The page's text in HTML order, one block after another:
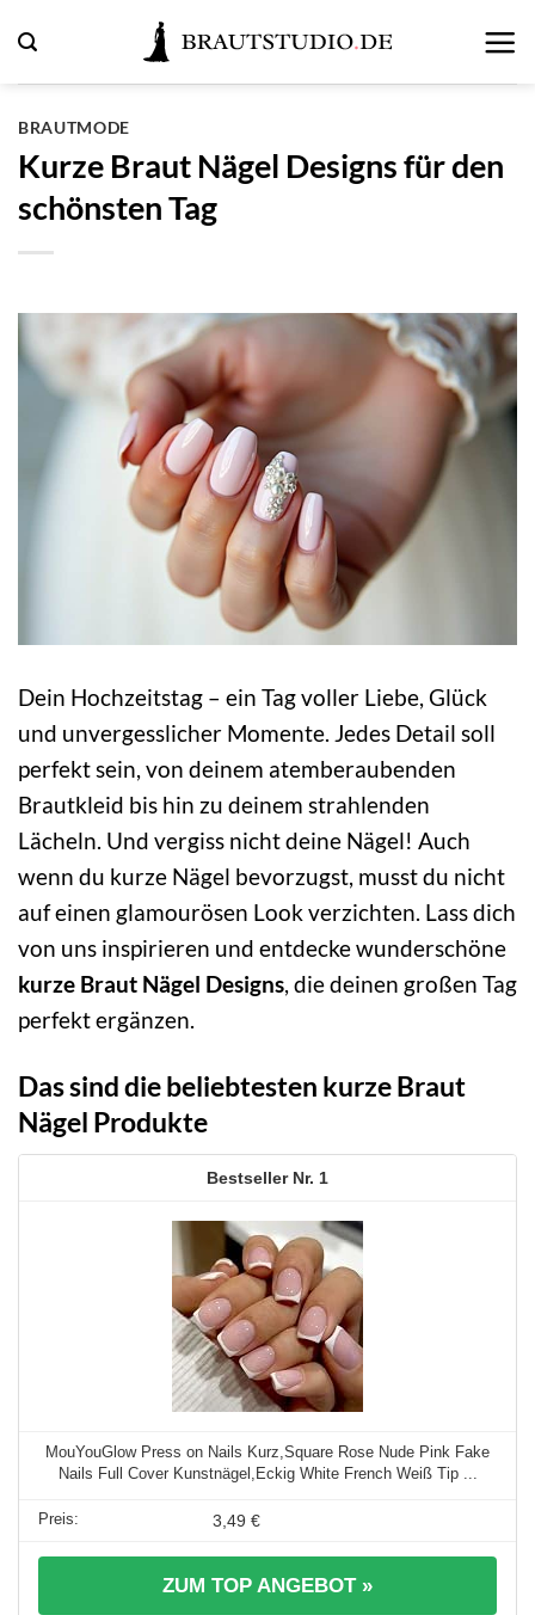
Inhalt
springen
BRAUTMODE
Kurze Braut Nägel Designs für den
schönsten Tag
Dein Hochzeitstag – ein Tag voller Liebe, Glück
und unvergesslicher Momente. Jedes Detail soll
perfekt sein, von deinem atemberaubenden
Brautkleid bis hin zu deinem strahlenden
Lächeln. Und vergiss nicht deine Nägel! Auch
wenn du kurze Nägel bevorzugst, musst du nicht
auf einen glamourösen Look verzichten. Lass dich
von uns inspirieren und entdecke wunderschöne
kurze Braut Nägel Designs, die deinen großen Tag
perfekt ergänzen.
Das sind die beliebtesten kurze Braut
Nägel Produkte
1
MouYouGlow Press on Nails Kurz,Square Rose Nude Pink Fake
Nails Full Cover Kunstnägel,Eckig White French Weiß Tip ...
3,49 €
ZUM TOP ANGEBOT »